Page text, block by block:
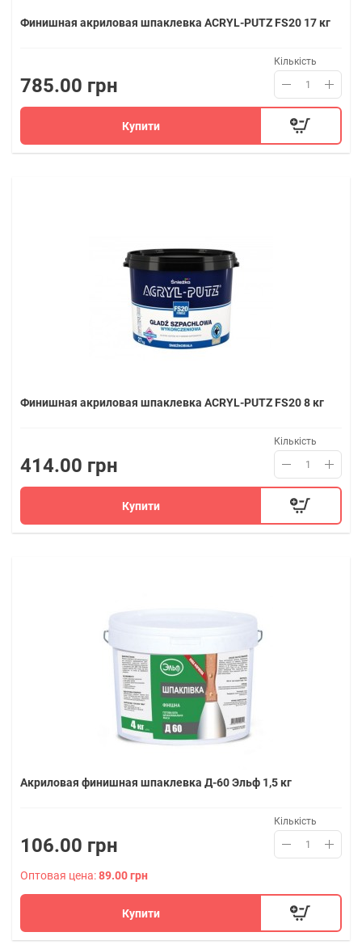
Финишная акриловая шпаклевка ACRYL-PUTZ FS20 17 кг
785.00 грн
Кількість
Купити
Финишная акриловая шпаклевка ACRYL-PUTZ FS20 8 кг
414.00 грн
Кількість
Купити
Акриловая финишная шпаклевка Д-60 Эльф 1,5 кг
106.00 грн
Кількість
Оптовая цена:89.00 грн
Купити